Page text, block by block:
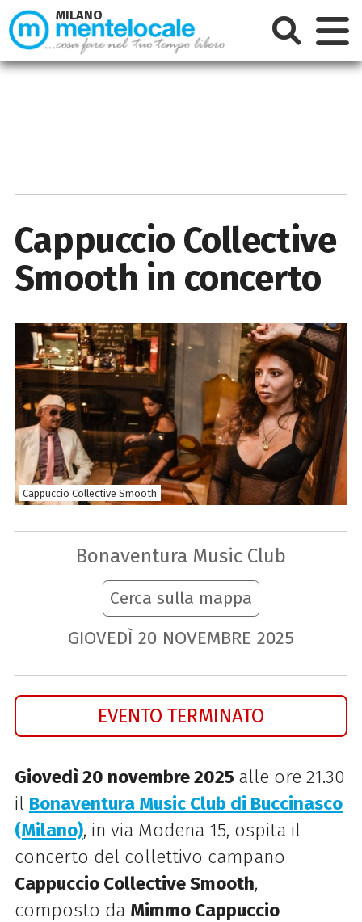
Cappuccio Collective
Smooth in concerto
Cappuccio Collective Smooth
Bonaventura Music Club
Cerca sulla mappa
GIOVEDÌ 20 NOVEMBRE 2025
EVENTO TERMINATO
Giovedì 20 novembre 2025 alle ore 21.30
il Bonaventura Music Club di Buccinasco
(Milano), in via Modena 15, ospita il
concerto del collettivo campano
Cappuccio Collective Smooth,
composto da Mimmo Cappuccio
MILANO